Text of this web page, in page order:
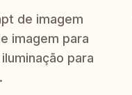
de imagem
imagem para
para